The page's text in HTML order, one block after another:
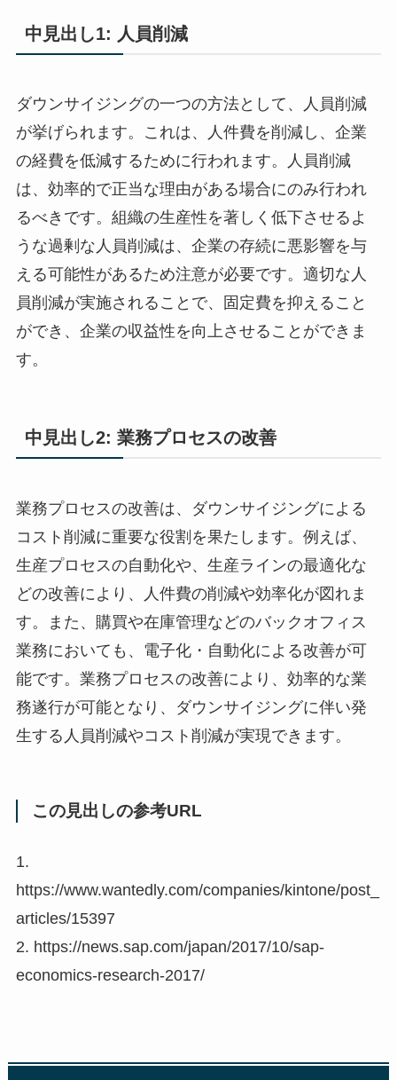
中見出し1: 人員削減
ダウンサイジングの一つの方法として、人員削減
が挙げられます。これは、人件費を削減し、企業
の経費を低減するために行われます。人員削減
は、効率的で正当な理由がある場合にのみ行われ
るべきです。組織の生産性を著しく低下させるよ
うな過剰な人員削減は、企業の存続に悪影響を与
える可能性があるため注意が必要です。適切な人
員削減が実施されることで、固定費を抑えること
ができ、企業の収益性を向上させることができま
す。
中見出し2: 業務プロセスの改善
業務プロセスの改善は、ダウンサイジングによる
コスト削減に重要な役割を果たします。例えば、
生産プロセスの自動化や、生産ラインの最適化な
どの改善により、人件費の削減や効率化が図れま
す。また、購買や在庫管理などのバックオフィス
業務においても、電子化・自動化による改善が可
能です。業務プロセスの改善により、効率的な業
務遂行が可能となり、ダウンサイジングに伴い発
生する人員削減やコスト削減が実現できます。
この見出しの参考URL
1.
https://www.wantedly.com/companies/kintone/post_
articles/15397
2. https://news.sap.com/japan/2017/10/sap-
economics-research-2017/